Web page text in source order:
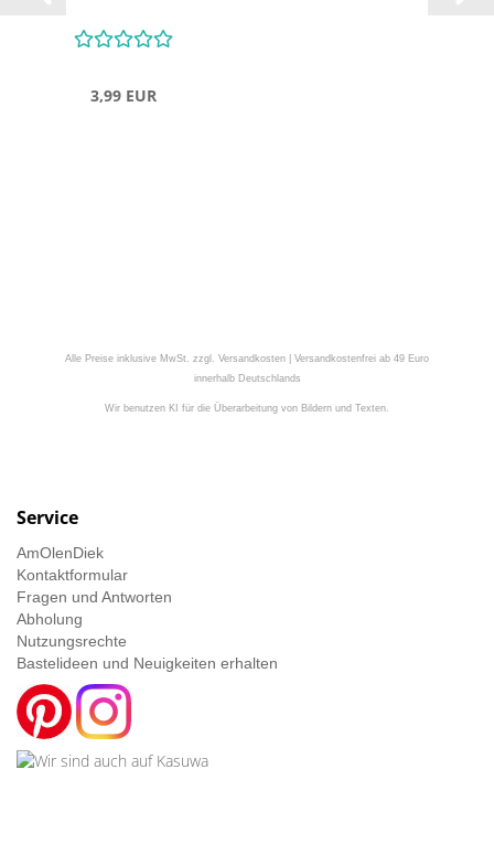
3,99 EUR
Alle Preise inklusive MwSt. zzgl. Versandkosten | Versandkostenfrei ab 49 Euro
innerhalb Deutschlands
Wir benutzen KI für die Überarbeitung von Bildern und Texten.
Service
AmOlenDiek
Kontaktformular
Fragen und Antworten
Abholung
Nutzungsrechte
Bastelideen und Neuigkeiten erhalten